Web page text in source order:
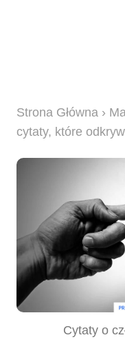
Strona Główna ›
cytaty, które
Cytaty o